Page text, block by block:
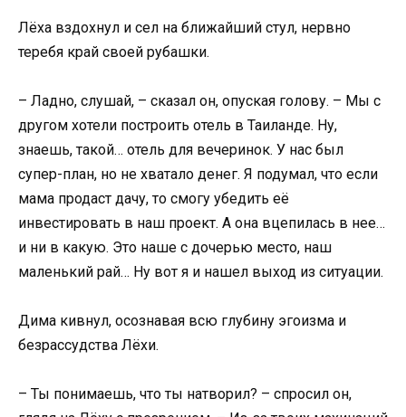
Лёха вздохнул и сел на ближайший стул, нервно
теребя край своей рубашки.
– Ладно, слушай, – сказал он, опуская голову. – Мы с
другом хотели построить отель в Таиланде. Ну,
знаешь, такой… отель для вечеринок. У нас был
супер-план, но не хватало денег. Я подумал, что если
мама продаст дачу, то смогу убедить её
инвестировать в наш проект. А она вцепилась в нее…
и ни в какую. Это наше с дочерью место, наш
маленький рай… Ну вот я и нашел выход из ситуации.
Дима кивнул, осознавая всю глубину эгоизма и
безрассудства Лёхи.
– Ты понимаешь, что ты натворил? – спросил он,